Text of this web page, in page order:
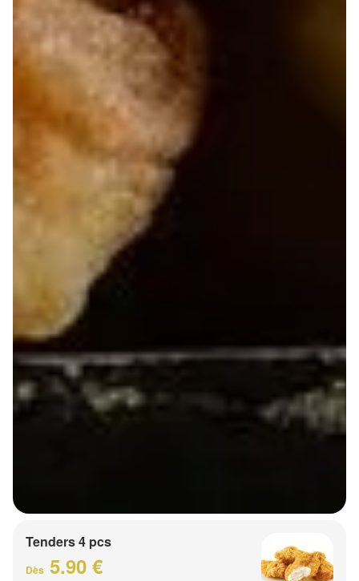
Tenders 4 pcs
Dès 5.90 €